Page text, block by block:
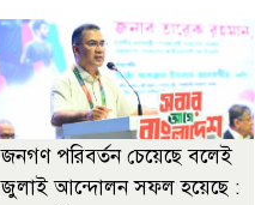
জনগণ পরিবর্তন চেয়েছে বলেই
জুলাই আন্দোলন সফল হয়েছে :